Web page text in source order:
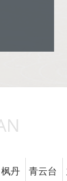
枫丹 青云台